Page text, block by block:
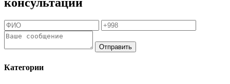
Отправить
Категории